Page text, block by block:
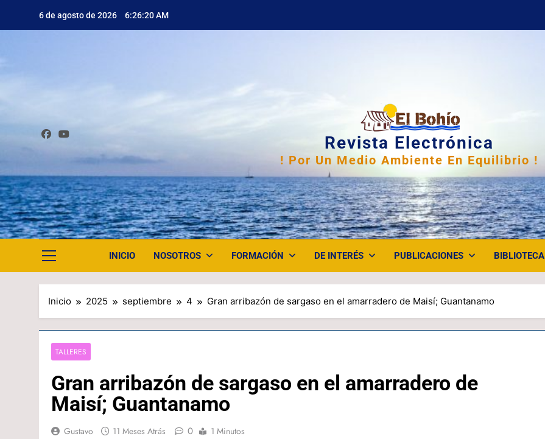
6 de agosto de 2026 6:26:21 AM
Revista Electrónica
! Por Un Medio Ambiente En Equilibrio !
INICIO NOSOTROS FORMACIÓN DE INTERÉS PUBLICACIONES BIBLIOTECA
Inicio 2025 septiembre 4 Gran arribazón de sargaso en el amarradero de Maisí; Guantanamo
TALLERES
Gran arribazón de sargaso en el amarradero de
Maisí; Guantanamo
Gustavo 11 Meses Atrás 0 1 Minutos